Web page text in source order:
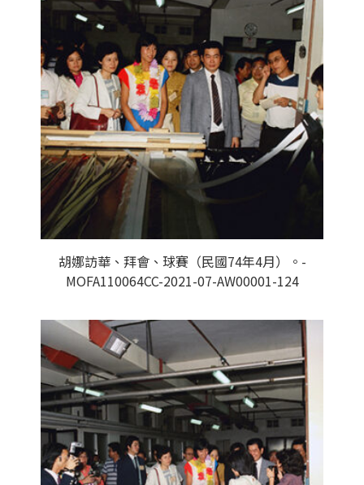
胡娜訪華、拜會、球賽（民國74年4月）。-
MOFA110064CC-2021-07-AW00001-124